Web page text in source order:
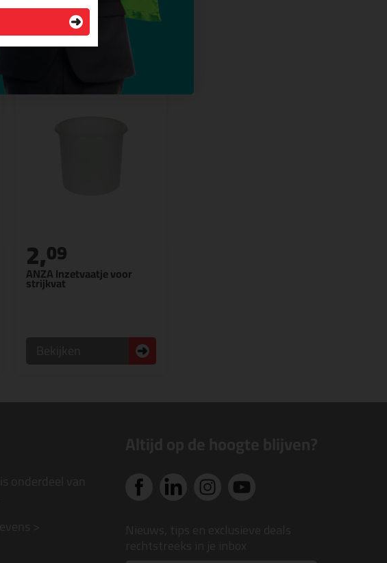
ANZA Inzetvaatje voor
strijkvat
2,09